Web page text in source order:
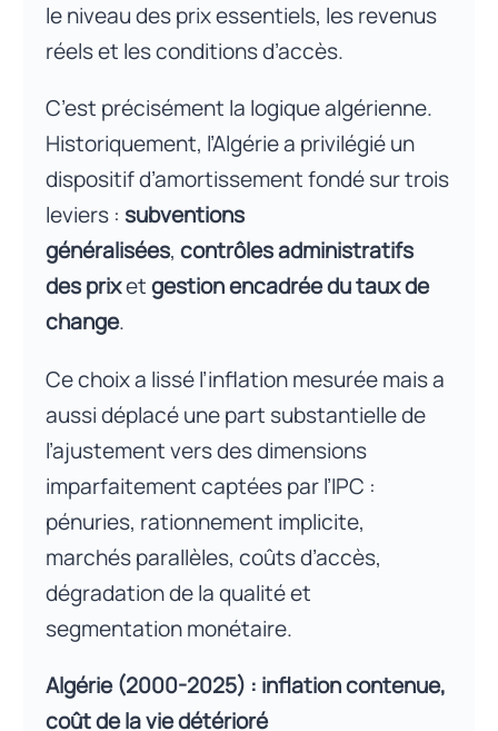
le niveau des prix essentiels, les revenus
réels et les conditions d’accès.
C’est précisément la logique algérienne.
Historiquement, l’Algérie a privilégié un
dispositif d’amortissement fondé sur trois
leviers :subventions
généralisées,contrôles administratifs
des prixetgestion encadrée du taux de
change.
Ce choix a lissé l’inflation mesurée mais a
aussi déplacé une part substantielle de
l’ajustement vers des dimensions
imparfaitement captées par l’IPC :
pénuries, rationnement implicite,
marchés parallèles, coûts d’accès,
dégradation de la qualité et
segmentation monétaire.
Algérie (2000-2025) : inflation contenue,
coût de la vie détérioré